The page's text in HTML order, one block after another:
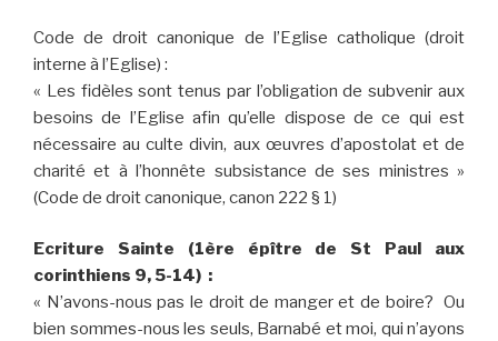
Code de droit canonique de l’Eglise catholique (droit
interne à l’Eglise) :
« Les fidèles sont tenus par l’obligation de subvenir aux
besoins de l’Eglise afin qu’elle dispose de ce qui est
nécessaire au culte divin, aux œuvres d’apostolat et de
charité et à l’honnête subsistance de ses ministres »
(Code de droit canonique, canon 222 § 1)
Ecriture Sainte (1ère épître de St Paul aux
corinthiens 9, 5-14) :
« N’avons-nous pas le droit de manger et de boire? Ou
bien sommes-nous les seuls, Barnabé et moi, qui n’ayons